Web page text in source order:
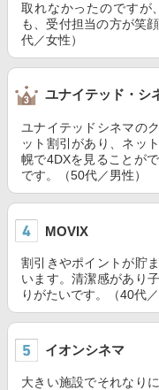
取れなかったのですが
も、受付担当の方が笑
代／女性）
ユナイテッド・シ
ユナイテッドシネマの
ット割引があり、ネッ
幌で4DXを見ることが
です。（50代／男性）
MOVIX
割引きやポイントが貯
います。清潔感があり
りがたいです。（40代／
イオンシネマ
大きい施設でそれなり